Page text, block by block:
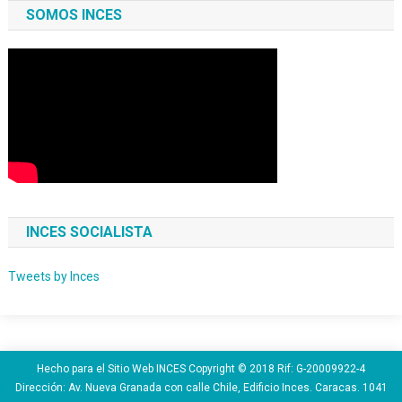
SOMOS INCES
INCES SOCIALISTA
Tweets by Inces
Hecho para el Sitio Web INCES Copyright © 2018 Rif: G-20009922-4
Dirección: Av. Nueva Granada con calle Chile, Edificio Inces. Caracas. 1041